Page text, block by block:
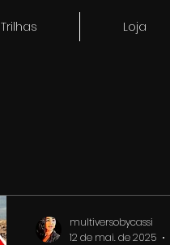
Trilhas Loja
multiversobycassi
12 de mai. de 2025